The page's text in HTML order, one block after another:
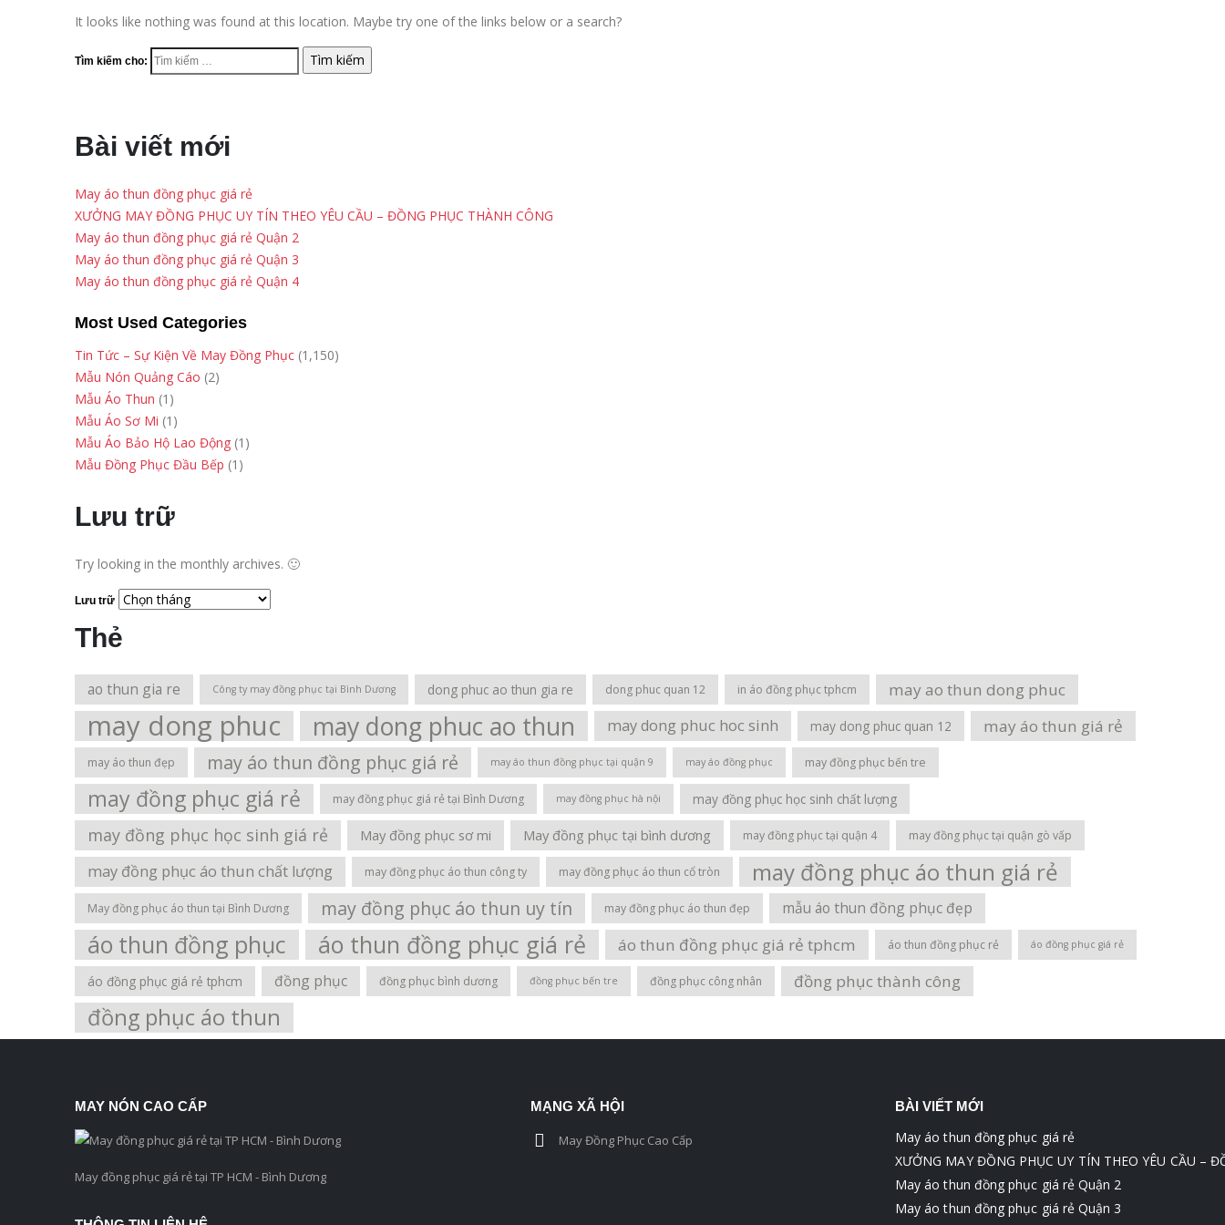
It looks like nothing was found at this location. Maybe try one of the links below or a search?
Tìm kiếm cho:
Bài viết mới
May áo thun đồng phục giá rẻ
XƯỞNG MAY ĐỒNG PHỤC UY TÍN THEO YÊU CẦU – ĐỒNG PHỤC THÀNH CÔNG
May áo thun đồng phục giá rẻ Quận 2
May áo thun đồng phục giá rẻ Quận 3
May áo thun đồng phục giá rẻ Quận 4
Most Used Categories
Tin Tức – Sự Kiện Về May Đồng Phục (1,150)
Mẫu Nón Quảng Cáo (2)
Mẫu Áo Thun (1)
Mẫu Áo Sơ Mi (1)
Mẫu Áo Bảo Hộ Lao Động (1)
Mẫu Đồng Phục Đầu Bếp (1)
Lưu trữ
Try looking in the monthly archives. 🙂
Lưu trữ
Thẻ
ao thun gia re Công ty may đồng phục tại Bình Dương dong phuc ao thun gia re dong phuc quan 12 in áo đồng phục tphcm may ao thun dong phuc
may dong phuc may dong phuc ao thun may dong phuc hoc sinh may dong phuc quan 12 may áo thun giá rẻ
may áo thun đẹp may áo thun đồng phục giá rẻ may áo thun đồng phục tại quận 9 may áo đồng phục may đồng phục bến tre
may đồng phục giá rẻ may đồng phục giá rẻ tại Bình Dương may đồng phục hà nội may đồng phục học sinh chất lượng
may đồng phục học sinh giá rẻ May đồng phục sơ mi May đồng phục tại bình dương may đồng phục tại quận 4 may đồng phục tại quận gò vấp
may đồng phục áo thun chất lượng may đồng phục áo thun công ty may đồng phục áo thun cổ tròn may đồng phục áo thun giá rẻ
May đồng phục áo thun tại Bình Dương may đồng phục áo thun uy tín may đồng phục áo thun đẹp mẫu áo thun đồng phục đẹp
áo thun đồng phục áo thun đồng phục giá rẻ áo thun đồng phục giá rẻ tphcm áo thun đồng phục rẻ áo đồng phục giá rẻ
áo đồng phục giá rẻ tphcm đồng phục đồng phục bình dương đồng phục bến tre đồng phục công nhân đồng phục thành công
đồng phục áo thun
MAY NÓN CAO CẤP
May đồng phục giá rẻ tại TP HCM - Bình Dương
MẠNG XÃ HỘI
May Đồng Phục Cao Cấp
BÀI VIẾT MỚI
May áo thun đồng phục giá rẻ
XƯỞNG MAY ĐỒNG PHỤC UY TÍN THEO YÊU CẦU –
May áo thun đồng phục giá rẻ Quận 2
May áo thun đồng phục giá rẻ Quận 3